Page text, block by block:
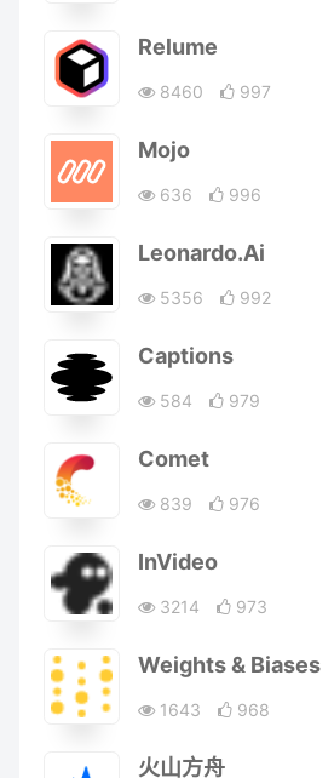
Relume
8460 997
Mojo
636 996
Leonardo.Ai
5356 992
Captions
584 979
Comet
839 976
InVideo
3214 973
Weights & Biases
1643 968
火山方舟